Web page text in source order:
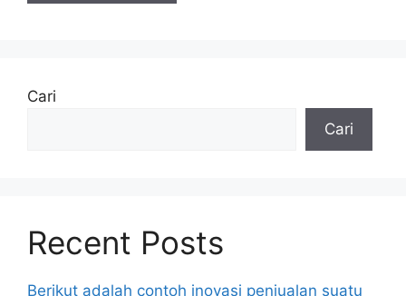
Cari
Cari
Recent Posts
Berikut adalah contoh inovasi penjualan suatu